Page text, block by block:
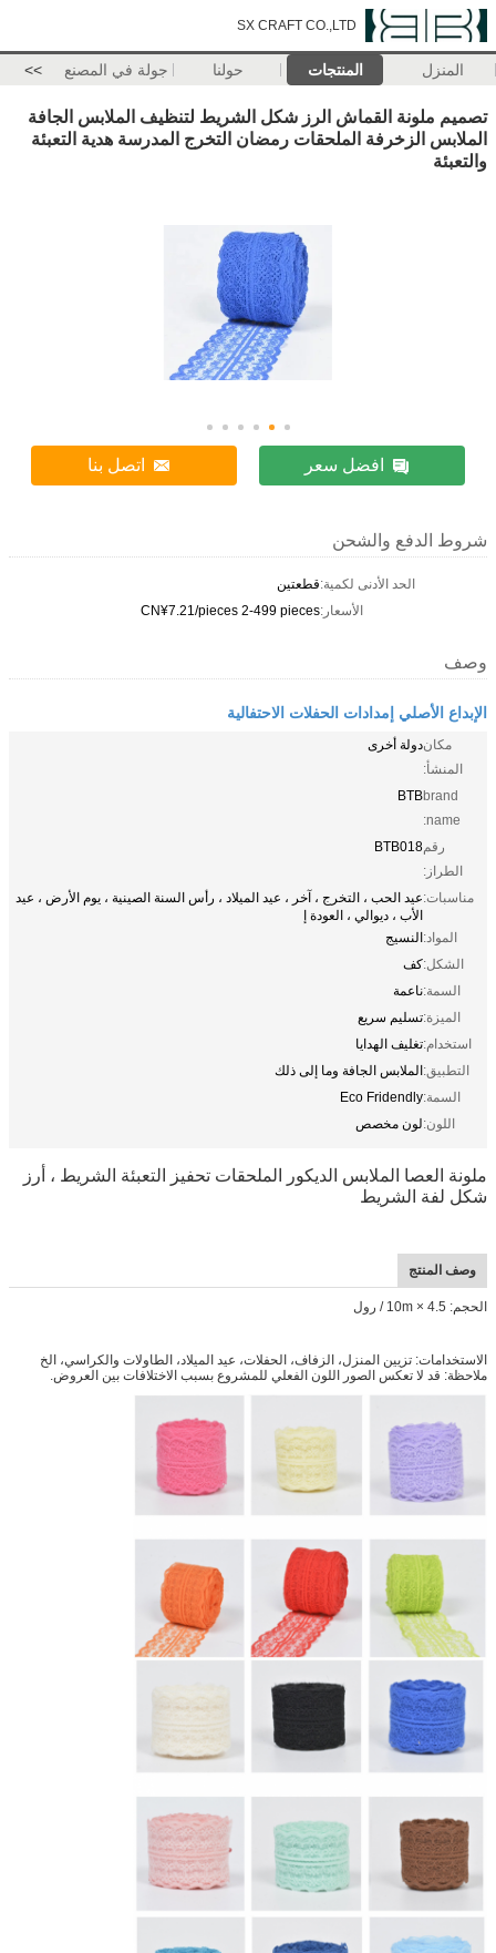
SX CRAFT CO.,LTD
المنزل المنتجات حولنا جولة في المصنع >>
تصميم ملونة القماش الرز شكل الشريط لتنظيف الملابس الجافة
الملابس الزخرفة الملحقات رمضان التخرج المدرسة هدية التعبئة
والتعبئة
افضل سعر اتصل بنا
شروط الدفع والشحن
الحد الأدنى لكمية:قطعتين
الأسعار:CN¥7.21/pieces 2-499 pieces
وصف
الإبداع الأصلي إمدادات الحفلات الاحتفالية
مكان
المنشأ:
دولة أخرى
brand
name:
BTB
رقم
الطراز:
BTB018
مناسبات:عيد الحب ، التخرج ، آخر ، عيد الميلاد ، رأس السنة الصينية ، يوم الأرض ، عيد
الأب ، ديوالي ، العودة إ
المواد:النسيج
الشكل:كف
السمة:ناعمة
الميزة:تسليم سريع
استخدام:تغليف الهدايا
التطبيق:الملابس الجافة وما إلى ذلك
السمة:Eco Fridendly
اللون:لون مخصص
ملونة العصا الملابس الديكور الملحقات تحفيز التعبئة الشريط ، أرز
شكل لفة الشريط
وصف المنتج
الحجم: 4.5 × 10m / رول
الاستخدامات: تزيين المنزل، الزفاف، الحفلات، عيد الميلاد، الطاولات والكراسي، الخ
ملاحظة: قد لا تعكس الصور اللون الفعلي للمشروع بسبب الاختلافات بين العروض.